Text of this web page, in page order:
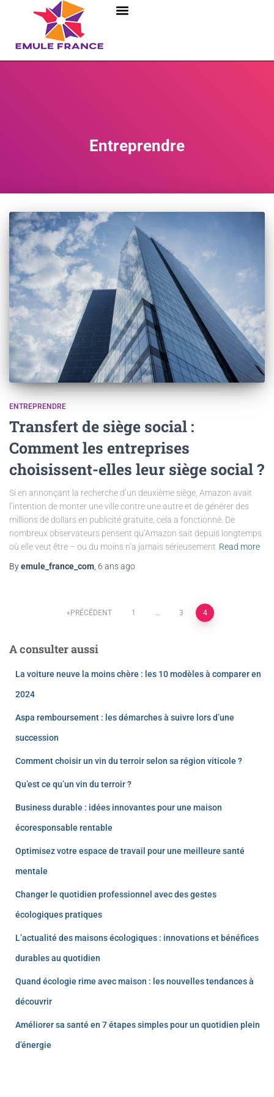
Entreprendre
ENTREPRENDRE
Transfert de siège social :
Comment les entreprises
choisissent-elles leur siège social ?
Si en annonçant la recherche d’un deuxième siège, Amazon avait
l’intention de monter une ville contre une autre et de générer des
millions de dollars en publicité gratuite, cela a fonctionné. De
nombreux observateurs pensent qu’Amazon sait depuis longtemps
où elle veut être – ou du moins n’a jamais sérieusement Read more
Byemule_france_com 6 ansago
PRÉCÉDENT 1 3 4
A consulter aussi
La voiture neuve la moins chère : les 10 modèles à comparer en
2024
Aspa remboursement : les démarches à suivre lors d’une
succession
Comment choisir un vin du terroir selon sa région viticole ?
Qu’est ce qu’un vin du terroir ?
Business durable : idées innovantes pour une maison
écoresponsable rentable
Optimisez votre espace de travail pour une meilleure santé
mentale
Changer le quotidien professionnel avec des gestes
écologiques pratiques
L’actualité des maisons écologiques : innovations et bénéfices
durables au quotidien
Quand écologie rime avec maison : les nouvelles tendances à
découvrir
Améliorer sa santé en 7 étapes simples pour un quotidien plein
d’énergie